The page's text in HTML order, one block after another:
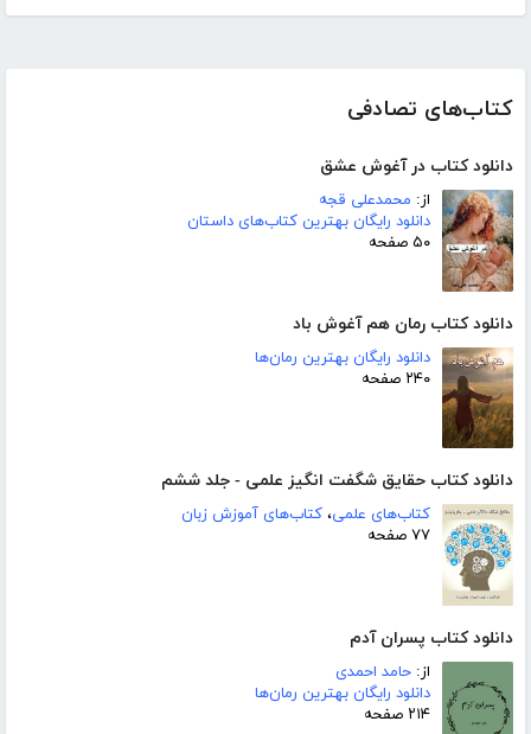
کتاب‌های تصادفی
دانلود کتاب در آغوش عشق
از: محمدعلی قجه
دانلود رایگان بهترین کتاب‌های داستان
۵۰ صفحه
دانلود کتاب رمان هم آغوش باد
دانلود رایگان بهترین رمان‌ها
۲۴۰ صفحه
دانلود کتاب حقایق شگفت انگیز علمی - جلد ششم
کتاب‌های علمی، کتاب‌های آموزش زبان
۷۷ صفحه
دانلود کتاب پسران آدم
از: حامد احمدی
دانلود رایگان بهترین رمان‌ها
۲۱۴ صفحه